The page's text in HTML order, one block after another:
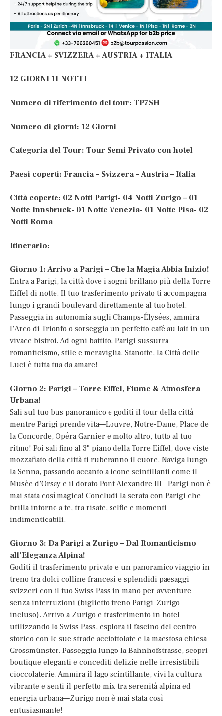
FRANCIA + SVIZZERA + AUSTRIA + ITALIA
12 GIORNI 11 NOTTI
Numero di riferimento del tour: TP7SH
Numero di giorni: 12 Giorni
Categoria del Tour: Tour Semi Privato con hotel
Paesi coperti: Francia – Svizzera – Austria – Italia
Città coperte: 02 Notti Parigi- 04 Notti Zurigo – 01
Notte Innsbruck- 01 Notte Venezia- 01 Notte Pisa- 02
Notti Roma
Itinerario:
Giorno 1: Arrivo a Parigi – Che la Magia Abbia Inizio!
Entra a Parigi, la città dove i sogni brillano più della Torre
Eiffel di notte. Il tuo trasferimento privato ti accompagna
lungo i grandi boulevard direttamente al tuo hotel.
Passeggia in autonomia sugli Champs-Élysées, ammira
l’Arco di Trionfo o sorseggia un perfetto café au lait in un
vivace bistrot. Ad ogni battito, Parigi sussurra
romanticismo, stile e meraviglia. Stanotte, la Città delle
Luci è tutta tua da amare!
Giorno 2: Parigi – Torre Eiffel, Fiume & Atmosfera
Urbana!
Sali sul tuo bus panoramico e goditi il tour della città
mentre Parigi prende vita—Louvre, Notre-Dame, Place de
la Concorde, Opéra Garnier e molto altro, tutto al tuo
ritmo! Poi sali fino al 3° piano della Torre Eiffel, dove viste
mozzafiato della città ti ruberanno il cuore. Naviga lungo
la Senna, passando accanto a icone scintillanti come il
Musée d’Orsay e il dorato Pont Alexandre III—Parigi non è
mai stata così magica! Concludi la serata con Parigi che
brilla intorno a te, tra risate, selfie e momenti
indimenticabili.
Giorno 3: Da Parigi a Zurigo – Dal Romanticismo
all’Eleganza Alpina!
Goditi il trasferimento privato e un panoramico viaggio in
treno tra dolci colline francesi e splendidi paesaggi
svizzeri con il tuo Swiss Pass in mano per avventure
senza interruzioni (biglietto treno Parigi–Zurigo
incluso). Arrivo a Zurigo e trasferimento in hotel
utilizzando lo Swiss Pass, esplora il fascino del centro
storico con le sue strade acciottolate e la maestosa chiesa
Grossmünster. Passeggia lungo la Bahnhofstrasse, scopri
boutique eleganti e concediti delizie nelle irresistibili
cioccolaterie. Ammira il lago scintillante, vivi la cultura
vibrante e senti il perfetto mix tra serenità alpina ed
energia urbana—Zurigo non è mai stata così
entusiasmante!